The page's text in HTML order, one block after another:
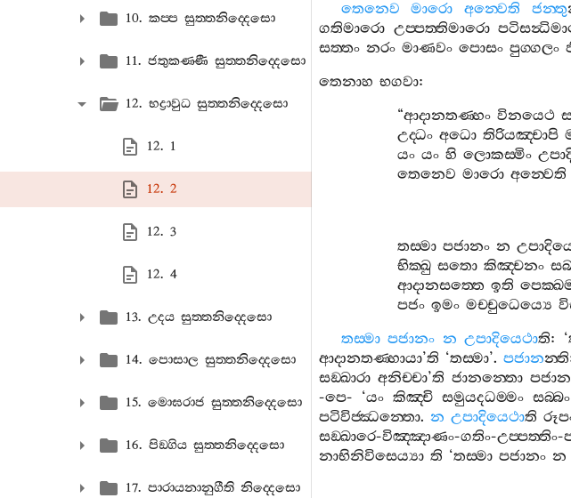
10. කප‍්ප සුත‍්තනිද‍්දෙසො
11. ජතුකණ‍්ණී සුත‍්තනිද‍්දෙසො
12. භද්‍රාවුධ සුත‍්තනිද‍්දෙසො
12. 1
12. 2
12. 3
12. 4
13. උදය සුත‍්තනිද‍්දෙසො
14. පොසාල සුත‍්තනිද‍්දෙසො
15. මොඝරාජ සුත‍්තනිද‍්දෙසො
16. පිඞ‍්ගිය සුත‍්තනිද‍්දෙසො
17. පාරායනානුගීති නිද‍්දෙසො
තෙනෙව
මාරො අන‍්වෙති ජන‍්තු
ගතිමාරො උප‍්පත‍්තිමාරො
සත‍්තං නරං මාණවං පොසං පුග‍්ගලං
තෙනාහ භගවා:
“ආදානතණ‍්හං විනයෙථ
උද‍්ධං අධො තිරියඤ‍්චාපි
යං යං හි ලොකස‍්මිං
තෙනෙව මාරො අන‍්වෙති
තස‍්මා පජානං න
භික‍්ඛු සතො කිඤ‍්චනං
ආදානසත‍්තෙ ඉති
පජං ඉමං මච‍්චුධෙය්‍යෙ
තස‍්මා පජානං න උපාදියෙථාති: ‘
ආදානතණ‍්හායා’ති ‘තස‍්මා’. පජානන‍්ති
සඞ‍්ඛාරා අනිච‍්චා’ති ජානන‍්තො
-පෙ- ‘යං කිඤ‍්චි සමුයදධම‍්මං සබ‍්බං
පටිවිජ‍්ඣන‍්තො.න උපාදියෙථාති
සඞ‍්ඛාරෙ-විඤ‍්ඤාණං-ගතිං-උප‍්පත‍්තිං-
නාභිනිවිසෙය්‍යා ති ‘තස‍්මා පජානං න